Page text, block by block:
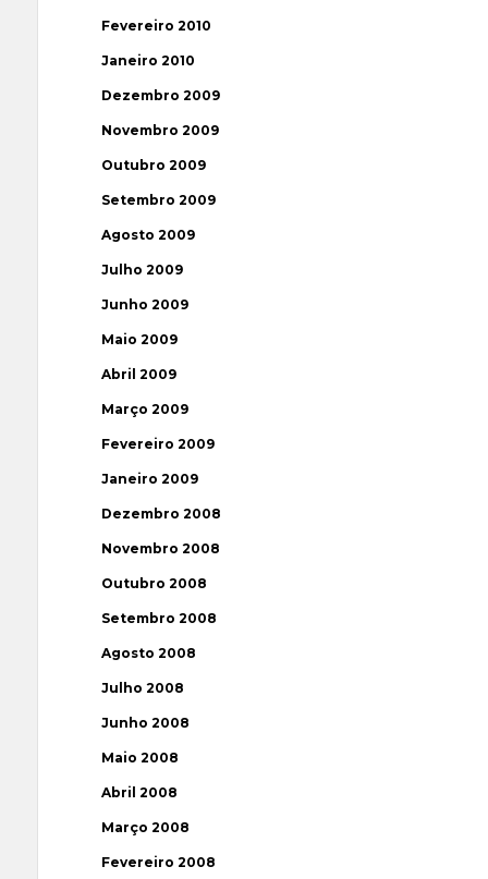
Fevereiro 2010
Janeiro 2010
Dezembro 2009
Novembro 2009
Outubro 2009
Setembro 2009
Agosto 2009
Julho 2009
Junho 2009
Maio 2009
Abril 2009
Março 2009
Fevereiro 2009
Janeiro 2009
Dezembro 2008
Novembro 2008
Outubro 2008
Setembro 2008
Agosto 2008
Julho 2008
Junho 2008
Maio 2008
Abril 2008
Março 2008
Fevereiro 2008